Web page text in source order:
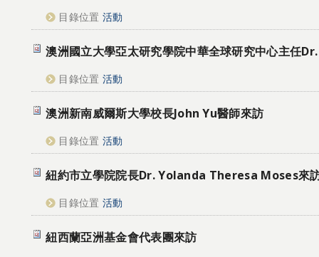
目錄位置 活動
澳洲國立大學亞太研究學院中華全球研究中心主任
目錄位置 活動
澳洲新南威爾斯大學校長John Yu醫師來訪
目錄位置 活動
紐約市立學院院長Dr. Yolanda Theresa Moses來
目錄位置 活動
紐西蘭亞洲基金會代表團來訪